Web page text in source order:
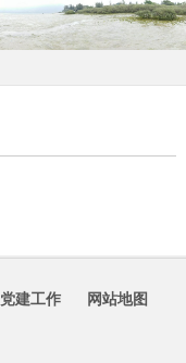
党建工作 网站地图